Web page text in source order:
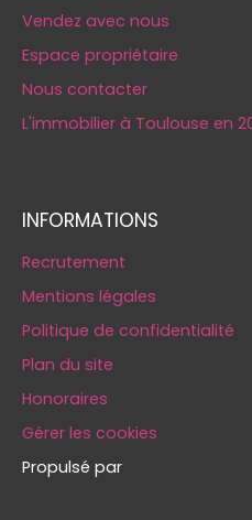
Vendez avec nous
Espace propriétaire
Nous contacter
L'immobilier à Toulouse en
INFORMATIONS
Recrutement
Mentions légales
Politique de confidentialité
Plan du site
Honoraires
Gérer les cookies
Propulsé par